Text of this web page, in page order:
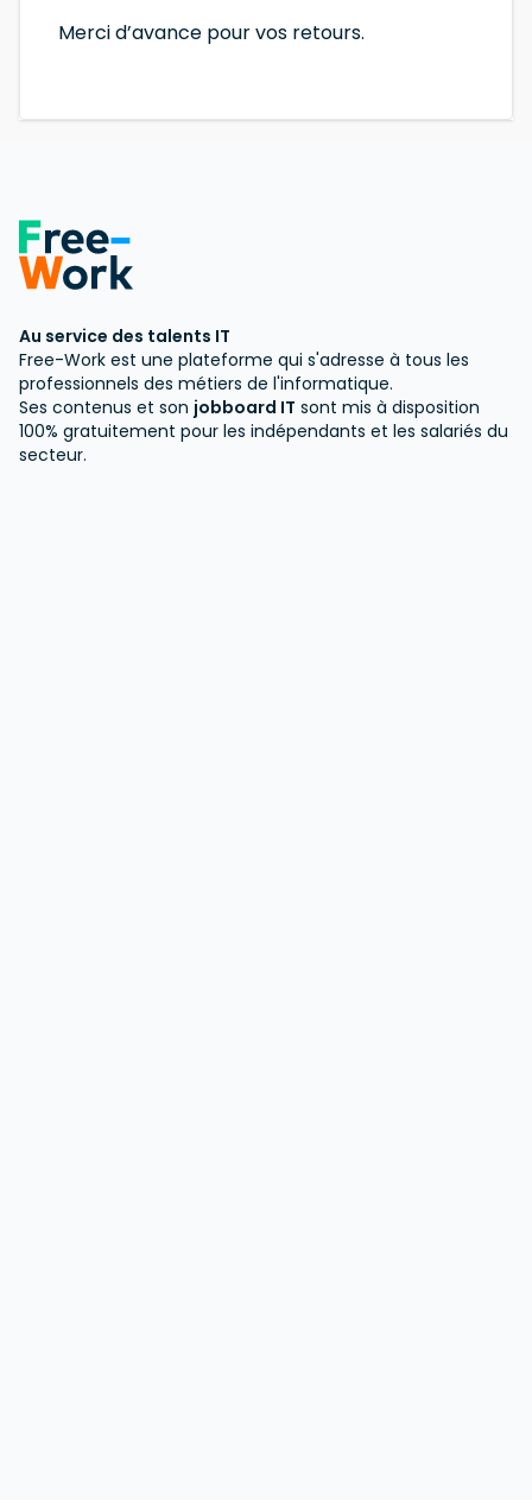
Merci d’avance pour vos retours.
Au service des talents IT
Free-Work est une plateforme qui s'adresse à tous les
professionnels des métiers de l'informatique.
Ses contenus et son jobboard IT sont mis à disposition
100% gratuitement pour les indépendants et les salariés du
secteur.